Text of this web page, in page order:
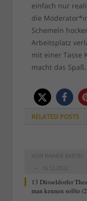
einfach nur
die
Schemeln
Arbeitsplatz
mit einer Tasse
macht das Spaß.
RELATED POSTS
VON RAINER BARTEL
16.12.2022
13 Düsseldorfer
man kennen sollte